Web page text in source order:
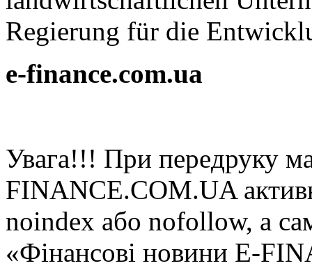
Regierung für die
e-finance.com.ua
Увaгa!!! При пeрeдруку
FINANCE.COM.UA
noindex або nofollow, а
«Фінансові новини E-